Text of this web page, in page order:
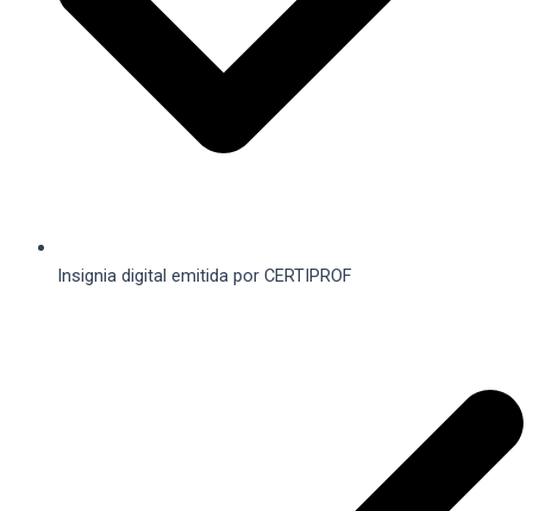
Insignia digital emitida por CERTIPROF